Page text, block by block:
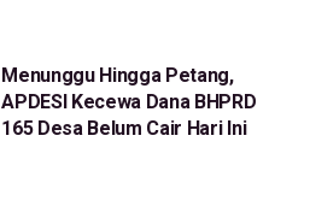
Menunggu Hingga Petang,
APDESI Kecewa Dana BHPRD
165 Desa Belum Cair Hari Ini